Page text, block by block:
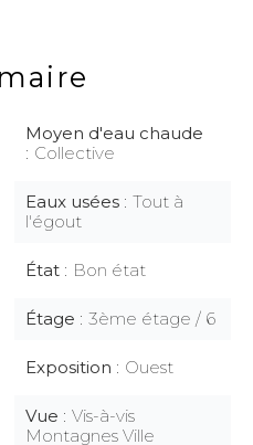
Moyen d'eau chaude
Collective
Eaux usées
Tout à
l'égout
État Bon état
Étage 3ème étage / 6
Exposition Ouest
Vue
Vis-à-vis
Montagnes Ville